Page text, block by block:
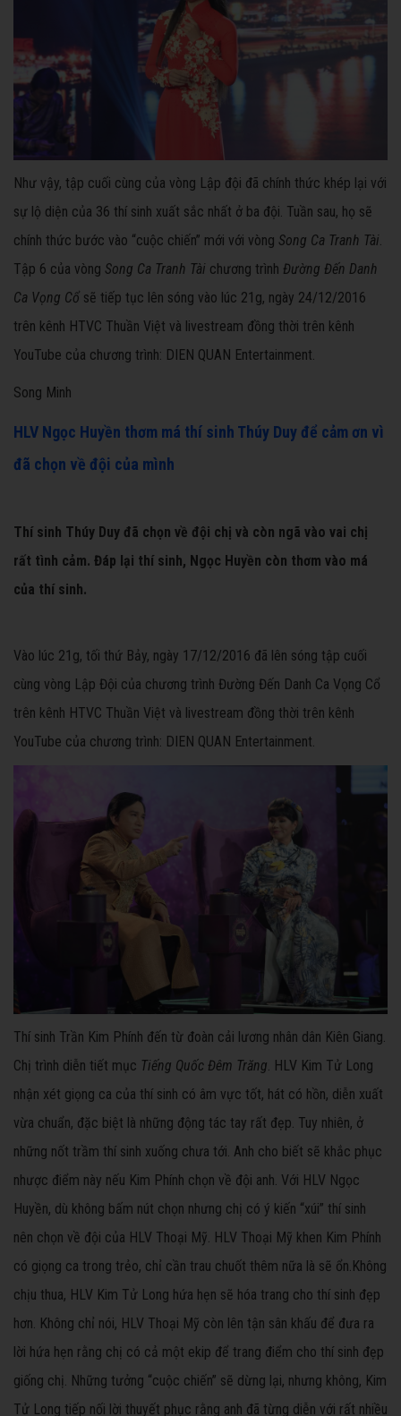
Như vậy, tập cuối cùng của vòng Lập đội đã chính thức khép lại với
sự lộ diện của 36 thí sinh xuất sắc nhất ở ba đội. Tuần sau, họ sẽ
chính thức bước vào “cuộc chiến” mới với vòng Song Ca Tranh Tài
Tập 6 của vòng Song Ca Tranh Tài chương trình Đường Đến Danh
Ca Vọng Cổ sẽ tiếp tục lên sóng vào lúc 21g, ngày 24/12/2016
trên kênh HTVC Thuần Việt và livestream đồng thời trên kênh
YouTube của chương trình: DIEN QUAN Entertainment.
Song Minh
HLV Ngọc Huyền thơm má thí sinh Thúy Duy để cảm ơn vì
đã chọn về đội của mình
Thí sinh Thúy Duy đã chọn về đội chị và còn ngã vào vai chị
rất tình cảm. Đáp lại thí sinh, Ngọc Huyền còn thơm vào má
của thí sinh.
Vào lúc 21g, tối thứ Bảy, ngày 17/12/2016 đã lên sóng tập cuối
cùng vòng Lập Đội của chương trình Đường Đến Danh Ca Vọng Cổ
trên kênh HTVC Thuần Việt và livestream đồng thời trên kênh
YouTube của chương trình: DIEN QUAN Entertainment.
Thí sinh Trần Kim Phính đến từ đoàn cải lương nhân dân Kiên Giang.
Chị trình diễn tiết mục Tiếng Quốc Đêm Trăng. HLV Kim Tử Long
nhận xét giọng ca của thí sinh có âm vực tốt, hát có hồn, diễn xuất
vừa chuẩn, đặc biệt là những động tác tay rất đẹp. Tuy nhiên, ở
những nốt trầm thí sinh xuống chưa tới. Anh cho biết sẽ khắc phục
nhược điểm này nếu Kim Phính chọn về đội anh. Với HLV Ngọc
Huyền, dù không bấm nút chọn nhưng chị có ý kiến “xúi” thí sinh
nên chọn về đội của HLV Thoại Mỹ. HLV Thoại Mỹ khen Kim Phính
có giọng ca trong trẻo, chỉ cần trau chuốt thêm nữa là sẽ ổn.Không
chịu thua, HLV Kim Tử Long hứa hẹn sẽ hóa trang cho thí sinh đẹp
hơn. Không chỉ nói, HLV Thoại Mỹ còn lên tận sân khấu để đưa ra
lời hứa hẹn rằng chị có cả một ekip để trang điểm cho thí sinh đẹp
giống chị. Những tưởng “cuộc chiến” sẽ dừng lại, nhưng không, Kim
Tử Long tiếp nối lời thuyết phục rằng anh đã từng diễn với rất nhiều